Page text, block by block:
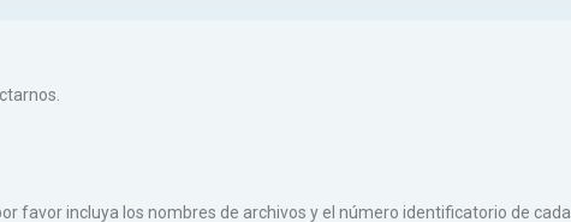
favor incluya los nombres de archivos y el número identificatorio de cada